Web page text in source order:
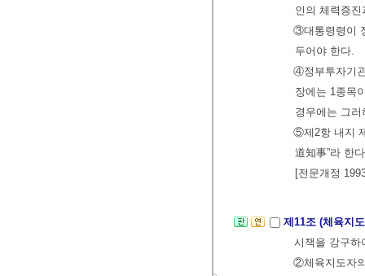
인의 체력증
③대통령령이
두어야 한다.
④정부투자기
장에는 1종목
경우에는 그
⑤제2항 내지
道知事”라 한
[전문개정
제11조 (체육지
시책을 강구하
②체육지도자